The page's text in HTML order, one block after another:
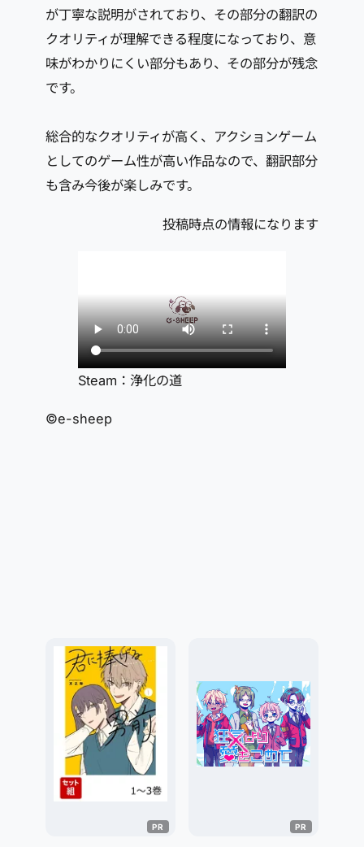
が丁寧な説明がされており、その部分の翻訳の
クオリティが理解できる程度になっており、意
味がわかりにくい部分もあり、その部分が残念
です。
総合的なクオリティが高く、アクションゲーム
としてのゲーム性が高い作品なので、翻訳部分
も含み今後が楽しみです。
投稿時点の情報になります
Steam：浄化の道
©e-sheep